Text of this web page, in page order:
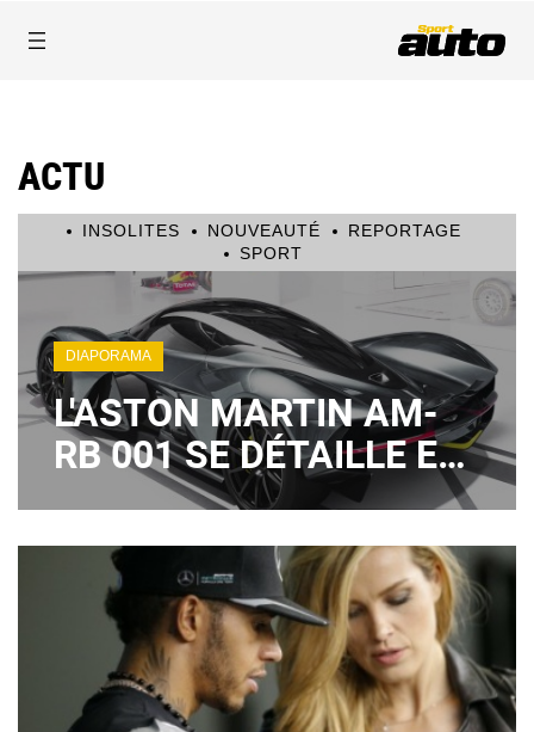
ACTU
INSOLITES NOUVEAUTÉ
REPORTAGE
SPORT
DIAPORAMA
L'ASTON MARTIN AM-
RB 001 SE DÉTAILLE EN
VIDÉO